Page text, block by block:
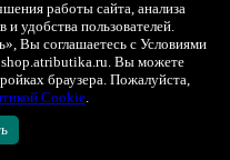
работы сайта, анализа
и удобства пользователей.
Вы соглашаетесь с Условиями
shop.atributika.ru. Вы можете
браузера. Пожалуйста,
Cookie.